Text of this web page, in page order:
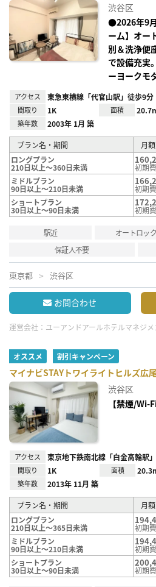
渋谷区
●2026年9
ーム】オー
別＆洗浄便
で設備充実
ーヨークモ
アクセス 東急東横線「代官山駅」徒歩9分
間取り 1K 面積
築年数 2003年 1月 築
プラン名・期間
月
ロングプラン
210日以上～360日未満
初期
ミドルプラン
90日以上～210日未満
初期
ショートプラン
30日以上～90日未満 初期
駅近 オートロック
保証人不要
東京都 渋谷区
お問合わせ
運営会社： ユーアンドアールホテルマネジ
オススメ 割引キャンペーン
マイナビSTAYトワイライトヒルズ広
渋谷区
【禁煙/Wi-
アクセス 東京地下鉄南北線「白金高輪駅
間取り 1K 面積
築年数 2013年 11月 築
プラン名・期間
月
ロングプラン
210日以上～365日未満
初期
ミドルプラン
90日以上～210日未満
初期
ショートプラン
30日以上～90日未満 初期